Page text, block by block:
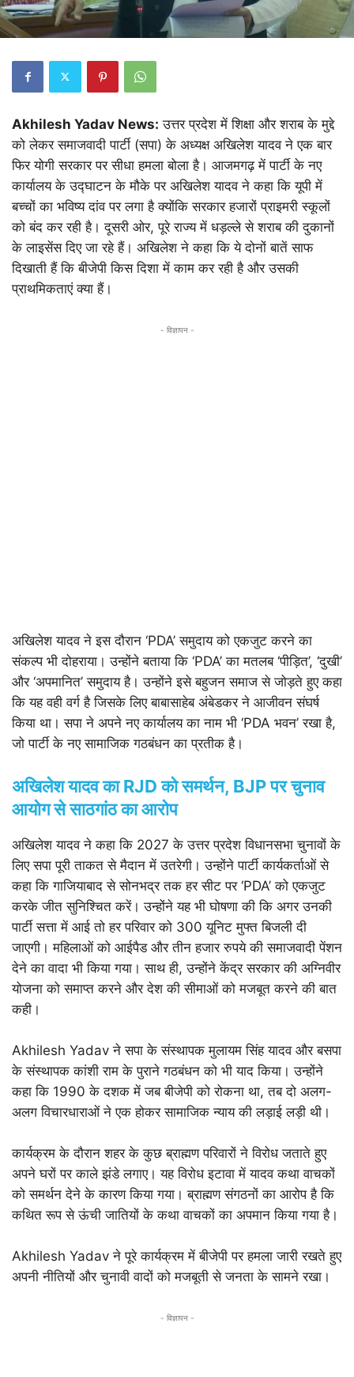
Akhilesh Yadav News: उत्तर प्रदेश में शिक्षा और शराब के मुद्दे
को लेकर समाजवादी पार्टी (सपा) के अध्यक्ष अखिलेश यादव ने एक बार
फिर योगी सरकार पर सीधा हमला बोला है। आजमगढ़ में पार्टी के नए
कार्यालय के उद्घाटन के मौके पर अखिलेश यादव ने कहा कि यूपी में
बच्चों का भविष्य दांव पर लगा है क्योंकि सरकार हजारों प्राइमरी स्कूलों
को बंद कर रही है। दूसरी ओर, पूरे राज्य में धड़ल्ले से शराब की दुकानों
के लाइसेंस दिए जा रहे हैं। अखिलेश ने कहा कि ये दोनों बातें साफ
दिखाती हैं कि बीजेपी किस दिशा में काम कर रही है और उसकी
प्राथमिकताएं क्या हैं।
- विज्ञापन -
अखिलेश यादव ने इस दौरान ‘PDA’ समुदाय को एकजुट करने का
संकल्प भी दोहराया। उन्होंने बताया कि ‘PDA’ का मतलब ‘पीड़ित’, ‘दुखी’
और ‘अपमानित’ समुदाय है। उन्होंने इसे बहुजन समाज से जोड़ते हुए कहा
कि यह वही वर्ग है जिसके लिए बाबासाहेब अंबेडकर ने आजीवन संघर्ष
किया था। सपा ने अपने नए कार्यालय का नाम भी ‘PDA भवन’ रखा है,
जो पार्टी के नए सामाजिक गठबंधन का प्रतीक है।
अखिलेश यादव का RJD को समर्थन, BJP पर चुनाव
आयोग से साठगांठ का आरोप
अखिलेश यादव ने कहा कि 2027 के उत्तर प्रदेश विधानसभा चुनावों के
लिए सपा पूरी ताकत से मैदान में उतरेगी। उन्होंने पार्टी कार्यकर्ताओं से
कहा कि गाजियाबाद से सोनभद्र तक हर सीट पर ‘PDA’ को एकजुट
करके जीत सुनिश्चित करें। उन्होंने यह भी घोषणा की कि अगर उनकी
पार्टी सत्ता में आई तो हर परिवार को 300 यूनिट मुफ्त बिजली दी
जाएगी। महिलाओं को आईपैड और तीन हजार रुपये की समाजवादी पेंशन
देने का वादा भी किया गया। साथ ही, उन्होंने केंद्र सरकार की अग्निवीर
योजना को समाप्त करने और देश की सीमाओं को मजबूत करने की बात
कही।
Akhilesh Yadav ने सपा के संस्थापक मुलायम सिंह यादव और बसपा
के संस्थापक कांशी राम के पुराने गठबंधन को भी याद किया। उन्होंने
कहा कि 1990 के दशक में जब बीजेपी को रोकना था, तब दो अलग-
अलग विचारधाराओं ने एक होकर सामाजिक न्याय की लड़ाई लड़ी थी।
कार्यक्रम के दौरान शहर के कुछ ब्राह्मण परिवारों ने विरोध जताते हुए
अपने घरों पर काले झंडे लगाए। यह विरोध इटावा में यादव कथा वाचकों
को समर्थन देने के कारण किया गया। ब्राह्मण संगठनों का आरोप है कि
कथित रूप से ऊंची जातियों के कथा वाचकों का अपमान किया गया है।
Akhilesh Yadav ने पूरे कार्यक्रम में बीजेपी पर हमला जारी रखते हुए
अपनी नीतियों और चुनावी वादों को मजबूती से जनता के सामने रखा।
- विज्ञापन -